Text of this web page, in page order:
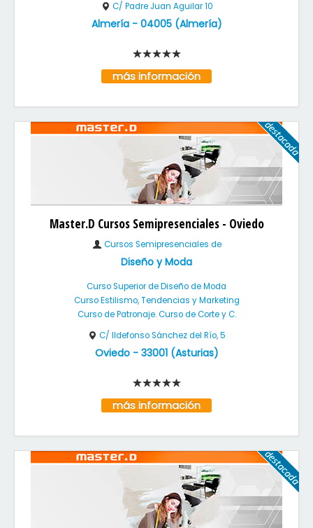
C/ Padre Juan Aguilar 10
Almería- 04005(Almería)
más información
Master.D Cursos Semipresenciales - Oviedo
Cursos Semipresenciales de
Diseño y Moda
Curso Superior de Diseño de Moda
Curso Estilismo, Tendencias y Marketing
Curso de Patronaje. Curso de Corte y C.
C/ Ildefonso Sánchez del Río, 5
Oviedo- 33001(Asturias)
más información